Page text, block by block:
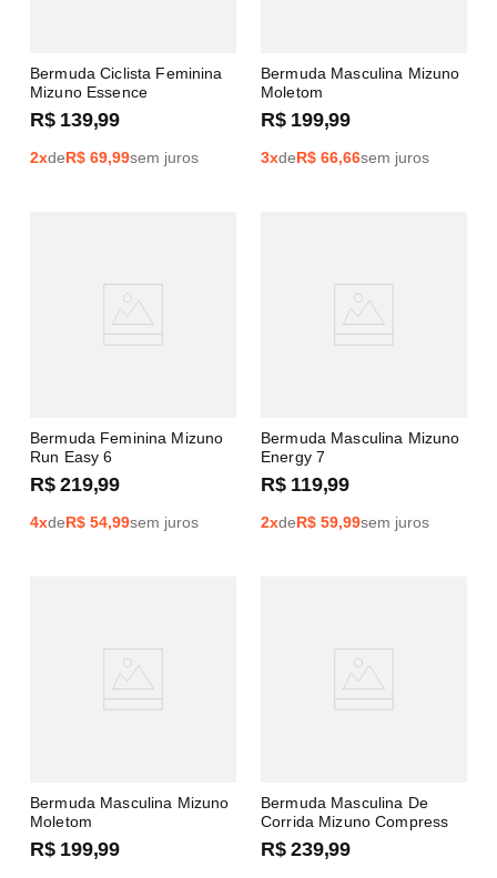
Bermuda Ciclista Feminina
Mizuno Essence
R$ 139,99
2xdeR$ 69,99sem juros
Bermuda Masculina Mizuno
Moletom
R$ 199,99
3xdeR$ 66,66sem juros
Bermuda Feminina Mizuno
Run Easy 6
R$ 219,99
4xdeR$ 54,99sem juros
Bermuda Masculina Mizuno
Energy 7
R$ 119,99
2xdeR$ 59,99sem juros
Bermuda Masculina Mizuno
Moletom
R$ 199,99
Bermuda Masculina De
Corrida Mizuno Compress
R$ 239,99